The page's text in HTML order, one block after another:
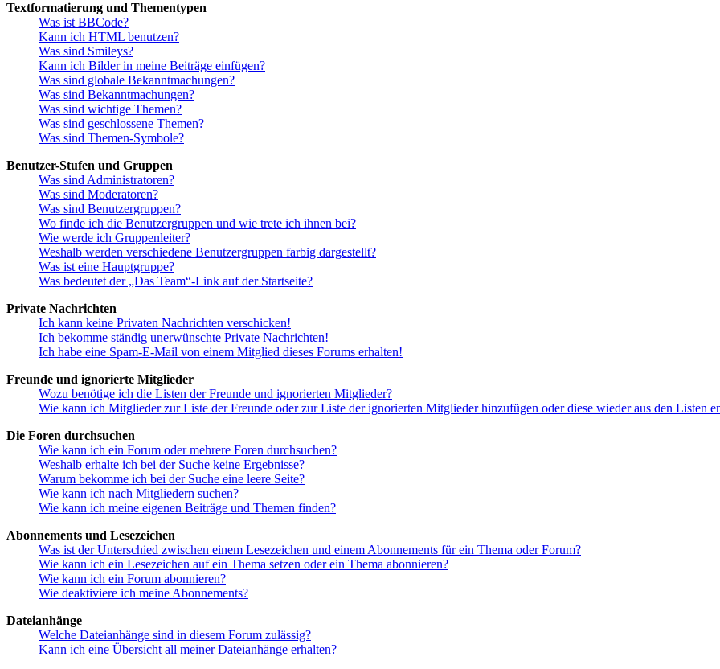
Textformatierung und Thementypen
Was ist BBCode?
Kann ich HTML benutzen?
Was sind Smileys?
Kann ich Bilder in meine Beiträge einfügen?
Was sind globale Bekanntmachungen?
Was sind Bekanntmachungen?
Was sind wichtige Themen?
Was sind geschlossene Themen?
Was sind Themen-Symbole?
Benutzer-Stufen und Gruppen
Was sind Administratoren?
Was sind Moderatoren?
Was sind Benutzergruppen?
Wo finde ich die Benutzergruppen und wie trete ich ihnen bei?
Wie werde ich Gruppenleiter?
Weshalb werden verschiedene Benutzergruppen farbig dargestellt?
Was ist eine Hauptgruppe?
Was bedeutet der „Das Team“-Link auf der Startseite?
Private Nachrichten
Ich kann keine Privaten Nachrichten verschicken!
Ich bekomme ständig unerwünschte Private Nachrichten!
Ich habe eine Spam-E-Mail von einem Mitglied dieses Forums erhalten!
Freunde und ignorierte Mitglieder
Wozu benötige ich die Listen der Freunde und ignorierten Mitglieder?
Wie kann ich Mitglieder zur Liste der Freunde oder zur Liste der ignorierten Mitglieder hinzufügen oder diese wieder aus den Listen
Die Foren durchsuchen
Wie kann ich ein Forum oder mehrere Foren durchsuchen?
Weshalb erhalte ich bei der Suche keine Ergebnisse?
Warum bekomme ich bei der Suche eine leere Seite?
Wie kann ich nach Mitgliedern suchen?
Wie kann ich meine eigenen Beiträge und Themen finden?
Abonnements und Lesezeichen
Was ist der Unterschied zwischen einem Lesezeichen und einem Abonnements für ein Thema oder Forum?
Wie kann ich ein Lesezeichen auf ein Thema setzen oder ein Thema abonnieren?
Wie kann ich ein Forum abonnieren?
Wie deaktiviere ich meine Abonnements?
Dateianhänge
Welche Dateianhänge sind in diesem Forum zulässig?
Kann ich eine Übersicht all meiner Dateianhänge erhalten?